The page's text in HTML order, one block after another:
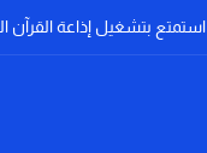
استمتع بتشغيل إذاعة القرآن